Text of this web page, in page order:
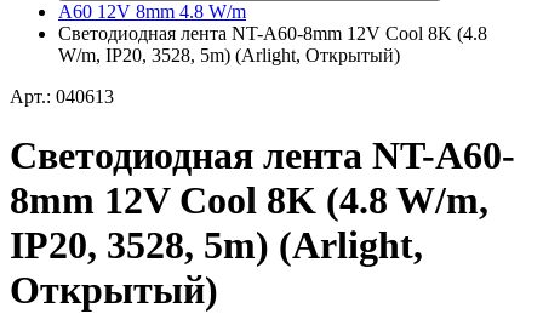
A60 12V 8mm 4.8 W/m
Светодиодная лента NT-A60-8mm 12V Cool 8K (4.8
W/m, IP20, 3528, 5m) (Arlight, Открытый)
Арт.: 040613
Светодиодная лента NT-A60-
8mm 12V Cool 8K (4.8 W/m,
IP20, 3528, 5m) (Arlight,
Открытый)